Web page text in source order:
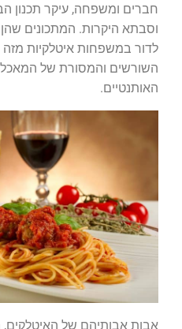
חברים ומשפחה, עיקר תכנון
וסבתא היקרות. המתכונים
לדור במשפחות איטלקיות מזה
השורשים והמסורת של
האותנטיים.
אבות אבותיהם של האיטלקים,